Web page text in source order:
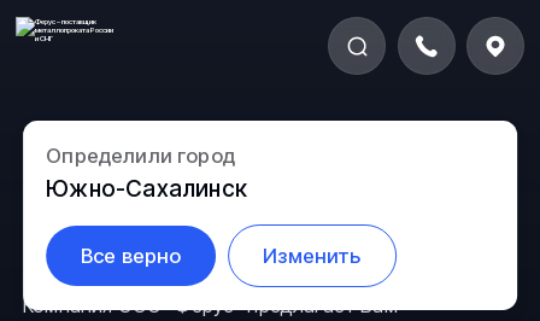
Определили город
Южно-Сахалинск
Все верно Изменить
Болты алюминиевые в
Южно-Сахалинске
Компания ООО “Ферус” предлагает Вам